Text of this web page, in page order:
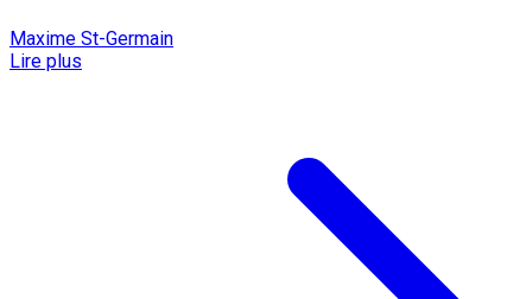
Maxime St-Germain
Lire plus